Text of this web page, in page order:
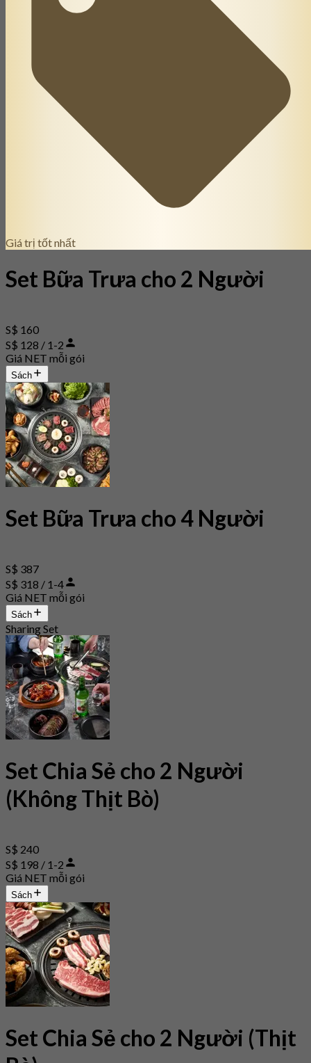
Giá trị tốt nhất
Set Bữa Trưa cho 2 Người
S$ 160
S$ 128 / 1-2
Giá NET mỗi gói
Sách
Set Bữa Trưa cho 4 Người
S$ 387
S$ 318 / 1-4
Giá NET mỗi gói
Sách
Sharing Set
Set Chia Sẻ cho 2 Người
(Không Thịt Bò)
S$ 240
S$ 198 / 1-2
Giá NET mỗi gói
Sách
Set Chia Sẻ cho 2 Người (Thịt